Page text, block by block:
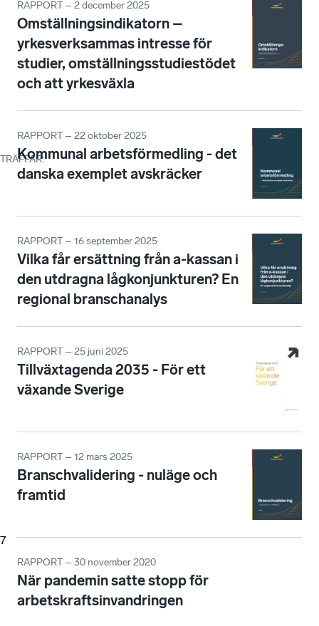
TRÄFFAR:
7
RAPPORT – 2 december 2025
Omställningsindikatorn –
yrkesverksammas intresse för
studier, omställningsstudiestödet
och att yrkesväxla
RAPPORT – 22 oktober 2025
Kommunal arbetsförmedling - det
danska exemplet avskräcker
RAPPORT – 16 september 2025
Vilka får ersättning från a-kassan i
den utdragna lågkonjunkturen? En
regional branschanalys
RAPPORT – 25 juni 2025
Tillväxtagenda 2035 - För ett
växande Sverige
RAPPORT – 12 mars 2025
Branschvalidering - nuläge och
framtid
RAPPORT – 30 november 2020
När pandemin satte stopp för
arbetskraftsinvandringen